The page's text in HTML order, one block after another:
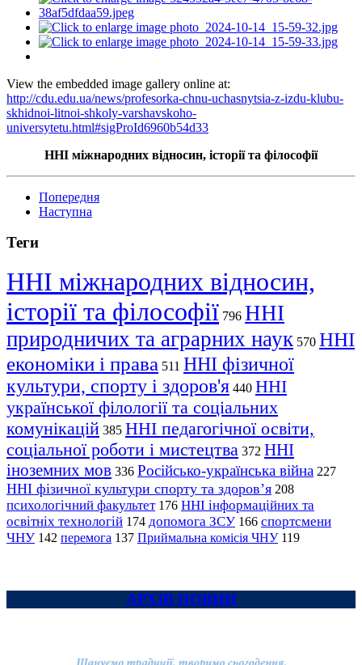
View the embedded image gallery online at:
http://cdu.edu.ua/news/profesorka-chnu-uchasnytsia-z-izdu-klubu-
skhidnoi-litnoi-shkoly-varshavskoho-
universytetu.html#sigProId6960b54d33
ННІ міжнародних відносин, історії та філософії
Попередня
Наступна
Теги
ННІ міжнародних відносин,
історії та філософії 796 ННІ
природничих та аграрних наук 570 ННІ
економіки і права 511 ННІ фізичної
культури, спорту і здоров'я 440 ННІ
української філології та соціальних
комунікацій 385 ННІ педагогічної освіти,
соціальної роботи і мистецтва 372 ННІ
іноземних мов 336 Російсько-українська війна 227
ННІ фізичної культури спорту та здоров’я 208
психологічний факультет 176 ННІ інформаційних та
освітніх технологій 174 допомога ЗСУ 166 спортсмени
ЧНУ 142 перемога 137 Приймальна комісія ЧНУ 119
АРХІВ НОВИН